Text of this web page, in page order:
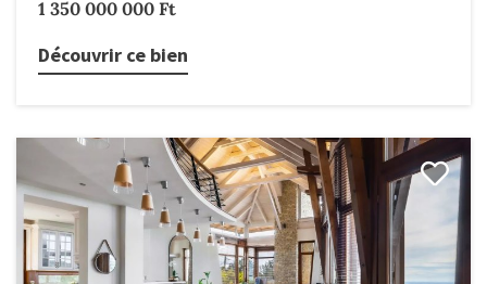
1 350 000 000 Ft
Découvrir ce bien